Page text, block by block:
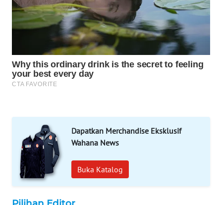
Dapatkan Merchandise Eksklusif
Wahana News
Buka Katalog
ID
MARTABAT
PLN
WATCH
LPKKI
LKKI
KOPEKLIN